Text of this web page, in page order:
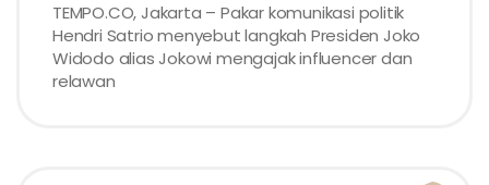
TEMPO.CO, Jakarta – Pakar komunikasi politik
Hendri Satrio menyebut langkah Presiden Joko
Widodo alias Jokowi mengajak influencer dan
relawan